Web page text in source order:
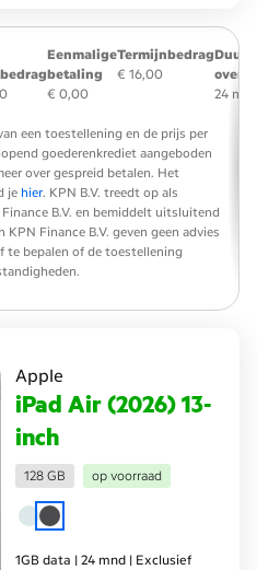
Eenmalige
betaling
€ 0,00
Termijnbedrag
€ 16,00
Duur
24
een toestellening en de prijs per
goederenkrediet aangeboden
over gespreid betalen. Het
je hier. KPN B.V. treedt op als
B.V. en bemiddelt uitsluitend
KPN Finance B.V. geven geen advies
te bepalen of de toestellening
Apple
iPad Air (2026) 13-
inch
128 GB op voorraad
1GB data | 24 mnd | Exclusief